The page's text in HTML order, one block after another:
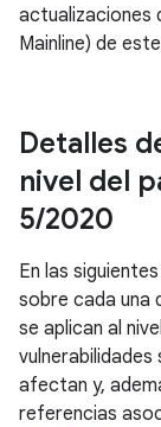
actualizaciones
Mainline) de
Detalles
nivel del
5/2020
En las
sobre cada una
se aplican al
vulnerabilidades
afectan y,
referencias